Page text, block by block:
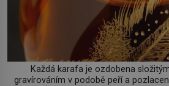
Každá karafa je ozdobena
gravírováním v podobě peří a